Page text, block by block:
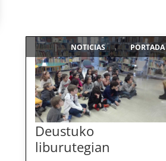
Deustuko
liburutegian
| NOTICIAS , PORTADA